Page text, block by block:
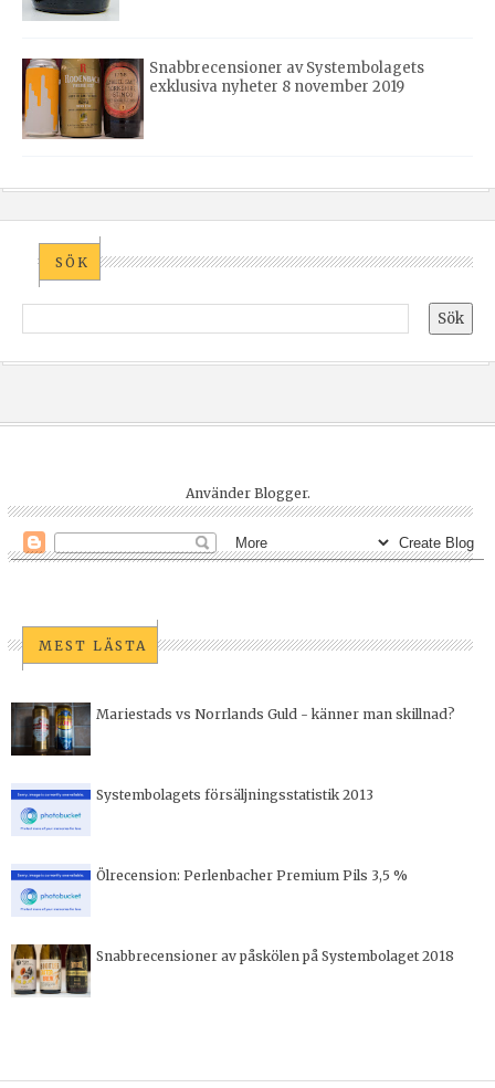
Snabbrecensioner av Systembolagets
exklusiva nyheter 8 november 2019
SÖK
Använder Blogger.
MEST LÄSTA
Mariestads vs Norrlands Guld - känner man skillnad?
Systembolagets försäljningsstatistik 2013
Ölrecension: Perlenbacher Premium Pils 3,5 %
Snabbrecensioner av påskölen på Systembolaget 2018